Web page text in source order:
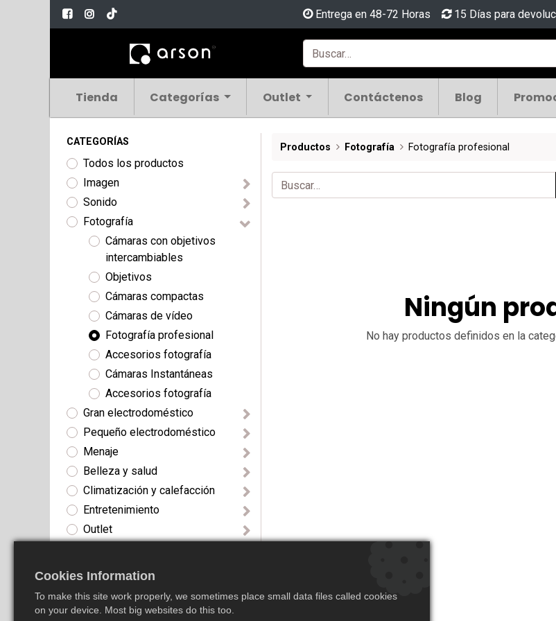
Entrega en 48-72 Horas 15 Días para
Tienda Categorías Outlet Contáctenos Blog
CATEGORÍAS
Todos los productos
Imagen
Sonido
Fotografía
Cámaras con objetivos
intercambiables
Objetivos
Cámaras compactas
Cámaras de vídeo
Fotografía profesional
Accesorios fotografía
Cámaras Instantáneas
Accesorios fotografía
Gran electrodoméstico
Pequeño electrodoméstico
Menaje
Belleza y salud
Climatización y calefacción
Entretenimiento
Outlet
Telefonía
Productos Fotografía Fotografía profesional
Ningún
No hay productos definidos en la
Cookies Information
To make this site work properly, we sometimes place small data files called cookies
on your device. Most big websites do this too.